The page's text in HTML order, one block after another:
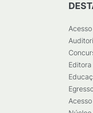
Editora